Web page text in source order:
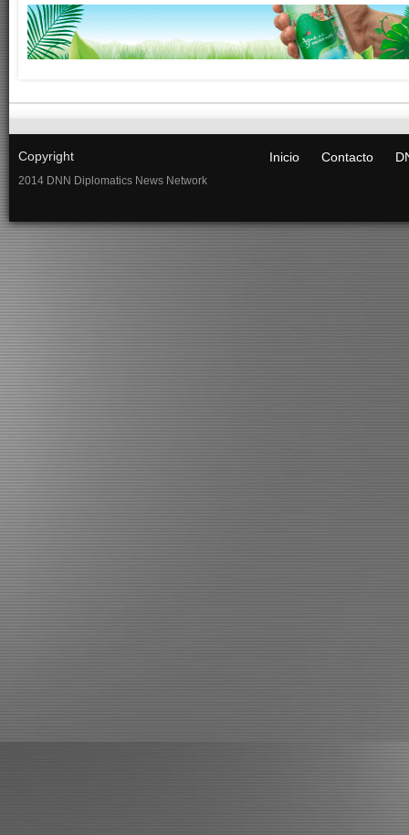
Copyright
2014 DNN Diplomatics News Network
Inicio Contacto